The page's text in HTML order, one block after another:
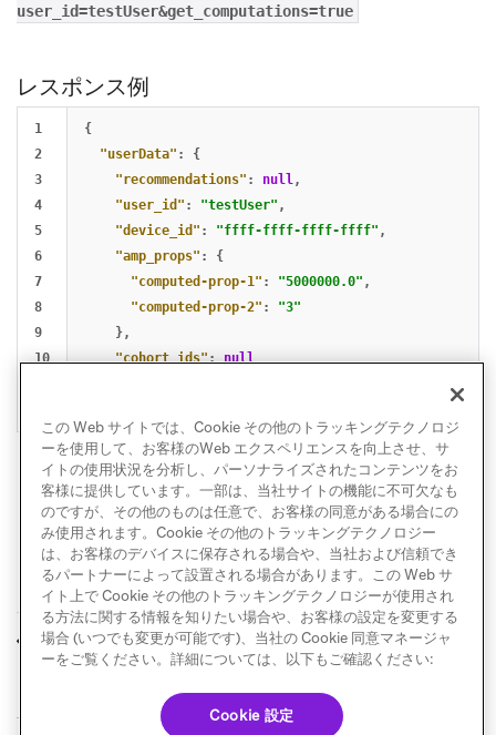
user_id=testUser&get_computations=true
レスポンス例
1
2
3
4
5
6
7
8
9
10
{
"userData" :
{
"recommendations" : null ,
"user_id" : "testUser" ,
"device_id" : "ffff-ffff-ffff-ffff" ,
"amp_props" :
{
"computed-prop-1" : "5000000.0" ,
"computed-prop-2" :
"3"
},
"cohort_ids" :
null
前へ Amplitude 次へ
Currents用
Amplitude
この Web サイトでは、Cookie その他のトラッキングテクノロジ
ーを使用して、お客様のWeb エクスペリエンスを向上させ、サ
イトの使用状況を分析し、パーソナライズされたコンテンツをお
客様に提供しています。一部は、当社サイトの機能に不可欠なも
のですが、その他のものは任意で、お客様の同意がある場合にの
み使用されます。Cookie その他のトラッキングテクノロジー
は、お客様のデバイスに保存される場合や、当社および信頼でき
るパートナーによって設置される場合があります。この Web サ
イト上で Cookie その他のトラッキングテクノロジーが使用され
る方法に関する情報を知りたい場合や、お客様の設定を変更する
場合 (いつでも変更が可能です)、当社の Cookie 同意マネージャ
ーをご覧ください。詳細については、以下もご確認ください:
Cookie 設定